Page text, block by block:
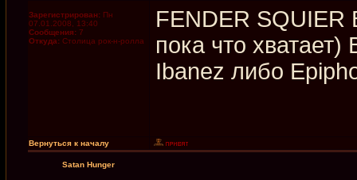
Зарегистрирован: Пн
07.01.2008, 13:40
Сообщения: 7
Откуда: Столица рок-н-ролла
FENDER SQUIER
пока что
Ibanez либо
Вернуться к началу
Satan Hunger